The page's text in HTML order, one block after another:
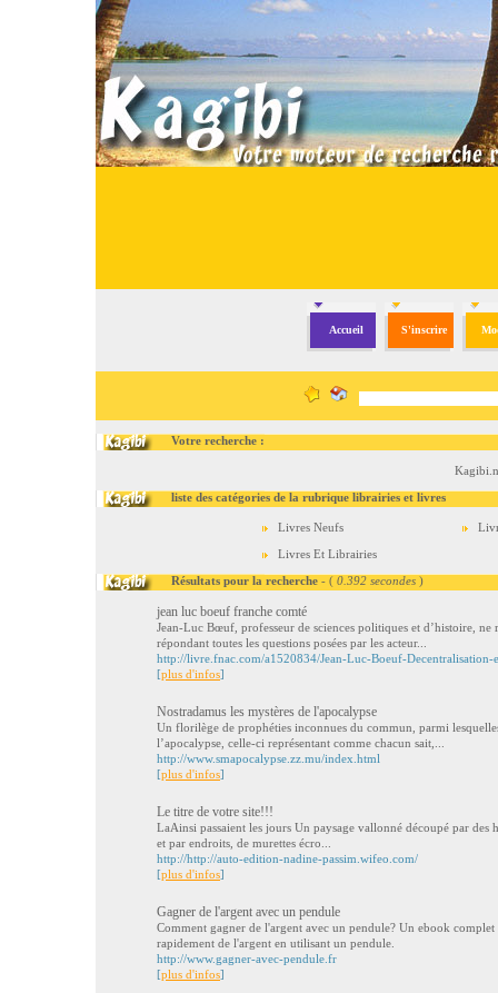
Accueil S'inscrire
Votre recherche :
liste des catégories de la rubrique librairies et livres
Livres Neufs
Livres Et Librairies
Résultats pour la recherche - ( 0.392 secondes )
jean luc boeuf franche comté
Jean-Luc Bœuf, professeur de sciences politiques et d’histoire,
répondant toutes les questions posées par les acteur...
http://livre.fnac.com/a1520834/Jean-Luc-Boeuf-Decentralisation-
[plus d'infos]
Nostradamus les mystères de l'apocalypse
Un florilège de prophéties inconnues du commun, parmi
l’apocalypse, celle-ci représentant comme chacun sait,...
http://www.smapocalypse.zz.mu/index.html
[plus d'infos]
Le titre de votre site!!!
LaAinsi passaient les jours Un paysage vallonné découpé par des
et par endroits, de murettes écro...
http://http://auto-edition-nadine-passim.wifeo.com/
[plus d'infos]
Gagner de l'argent avec un pendule
Comment gagner de l'argent avec un pendule? Un ebook
rapidement de l'argent en utilisant un pendule.
http://www.gagner-avec-pendule.fr
[plus d'infos]